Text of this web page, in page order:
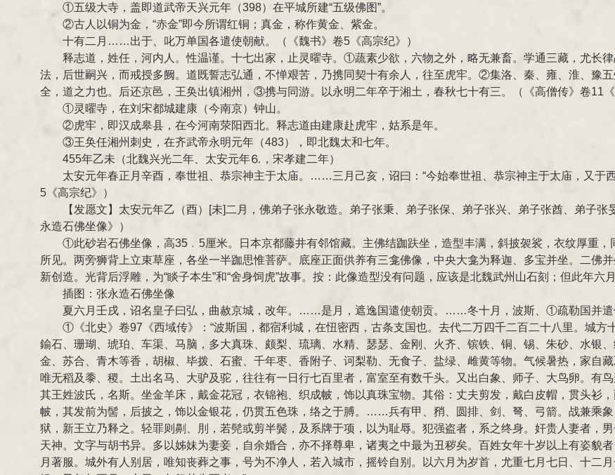
①五级大寺，盖即道武帝天兴元年（398）在平城所建“五级佛图”。
②古人以铜为金，“赤金”即今所谓红铜；真金，称作黄金、紫金。
十有二月……出于、叱万单国各遣使朝献。（《魏书》卷5《高宗纪》）
释志道，姓任，河内人。性温谨。十七出家，止灵曜寺。①蔬素少欲，六物之外，略无兼畜。学通三藏，尤长
法，后世嗣兴，而戒授多阙。道既誓志弘通，不惮艰苦，乃携同契十有余人，往至虎牢。②集洛、秦、雍、淮、豫
全，道之力也。后还京邑，王奂出镇湘州，③携与同游。以永明二年卒于湘土，春秋七十有三。（《高僧传》卷11《
①灵曜寺，在刘宋都城建康（今南京）钟山。
②虎牢，即汉成皋县，在今河南荥阳西北。释志道由建康赴虎牢，姑系是年。
③王奂任湘州刺史，在齐武帝永明元年（483），即北魏太和七年。
455年乙未（北魏兴光二年、太安元年⒍，宋孝建二年）
太安元年春正月辛酉，奉世祖、恭宗神主于太庙。……三月己亥，诏曰：“今始奉世祖、恭宗神主于太庙，又
5《高宗纪》）
【发愿文】太安元年乙（酉）[未]二月，佛弟子张永敬造。弟子张秉、弟子张保、弟子张兴、弟子张酋、弟子
永造石佛坐像》）
①此砂岩石佛坐像，高35﹒5厘米。日本京都藤井有邻馆藏。主佛结跏趺坐，造型丰满，斜披袈裟，衣纹厚重
所见。两旁狮背上立束草座，各坐一半跏思惟菩萨。底座正面供养有三龛佛像，中央大龛为释迦、多宝并坐。二佛
新创造。光背后浮雕，为“睒子本生”和“舍身饲虎”故事。按：此像造型没有问题，应该是北魏武州山石刻；但此年六
插图：张永造石佛坐像
夏六月壬戌，诏名皇子曰弘，曲赦京城，改年。……是月，遮逸国遣使朝贡。……冬十月，波斯、①疏勒国并遣
①《北史》卷97《西域传》：“波斯国，都宿利城，在忸密西，古条支国也。去代二万四千二百二十八里。城方
鍮石、珊瑚、琥珀、车渠、马脑，多大真珠、颇梨、琉璃、水精、瑟瑟、金刚、火齐、镔铁、铜、锡、朱砂、水银
金、苏合、青木等香，胡椒、毕拨、石蜜、千年枣、香附子、诃梨勒、无食子、盐绿、雌黄等物。气候暑热，家自
唯无稻及黍、稷。土出名马、大驴及驼，往往有一日行七百里者，富室至有数千头。又出白象、师子、大鸟卵。有
其王姓波氏，名斯。坐金羊床，戴金花冠，衣锦袍、织成帔，饰以真珠宝物。其俗：丈夫剪发，戴白皮帽，贯头衫
帔，其发前为髻，后披之，饰以金银花，仍贯五色珠，络之于膊。……兵有甲、矟、圆排、剑、弩、弓箭。战兼乘
狱，新王立乃释之。轻罪则劓、刖，若髡或剪半鬓，及系牌于项，以为耻辱。犯强盗者，系之终身。奸贵人妻者，
天神。文字与胡书异。多以姊妹为妻妾，自余婚合，亦不择尊卑，诸夷之中最为丑秽矣。百姓女年十岁以上有姿貌
月著服。城外有人别居，唯知丧葬之事，号为不净人，若入城市，摇铃自别。以六月为岁首，尤重七月七日、十二